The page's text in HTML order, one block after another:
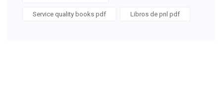
Service quality books pdf Libros de pnl pdf